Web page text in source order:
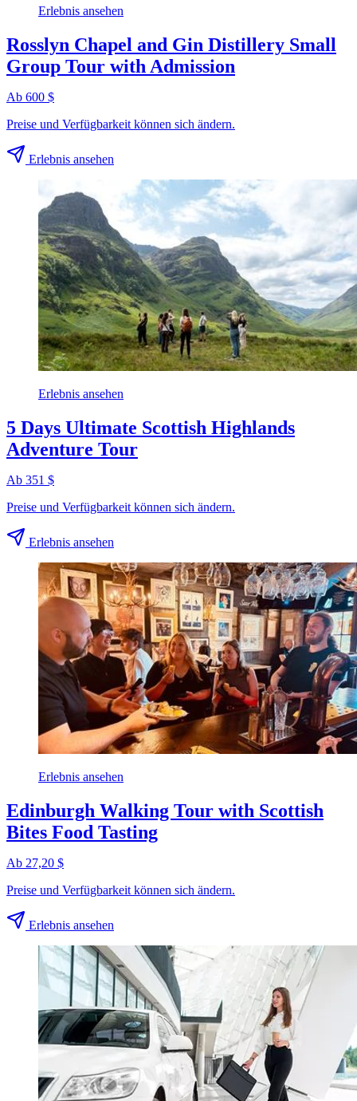
Erlebnis ansehen
Rosslyn Chapel and Gin Distillery Small
Group Tour with Admission
Ab 600 $
Preise und Verfügbarkeit können sich ändern.
Erlebnis ansehen
Erlebnis ansehen
5 Days Ultimate Scottish Highlands
Adventure Tour
Ab 351 $
Preise und Verfügbarkeit können sich ändern.
Erlebnis ansehen
Erlebnis ansehen
Edinburgh Walking Tour with Scottish
Bites Food Tasting
Ab 27,20 $
Preise und Verfügbarkeit können sich ändern.
Erlebnis ansehen